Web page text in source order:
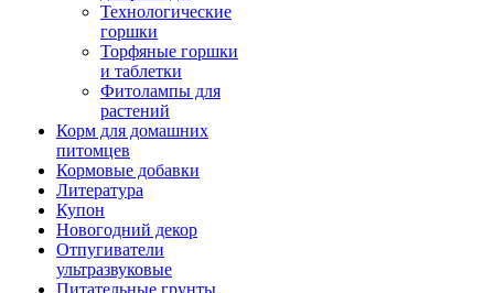
Технологические
горшки
Торфяные горшки
и таблетки
Фитолампы для
растений
Корм для домашних
питомцев
Кормовые добавки
Литература
Купон
Новогодний декор
Отпугиватели
ультразвуковые
Питательные грунты